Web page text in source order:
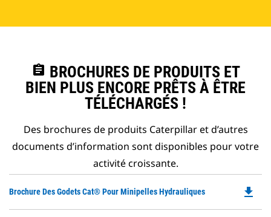
assignment BROCHURES DE PRODUITS ET
BIEN PLUS ENCORE PRÊTS À ÊTRE
TÉLÉCHARGÉS !
Des brochures de produits Caterpillar et d’autres
documents d’information sont disponibles pour votre
activité croissante.
Brochure Des Godets Cat® Pour Minipelles Hydrauliques file_download